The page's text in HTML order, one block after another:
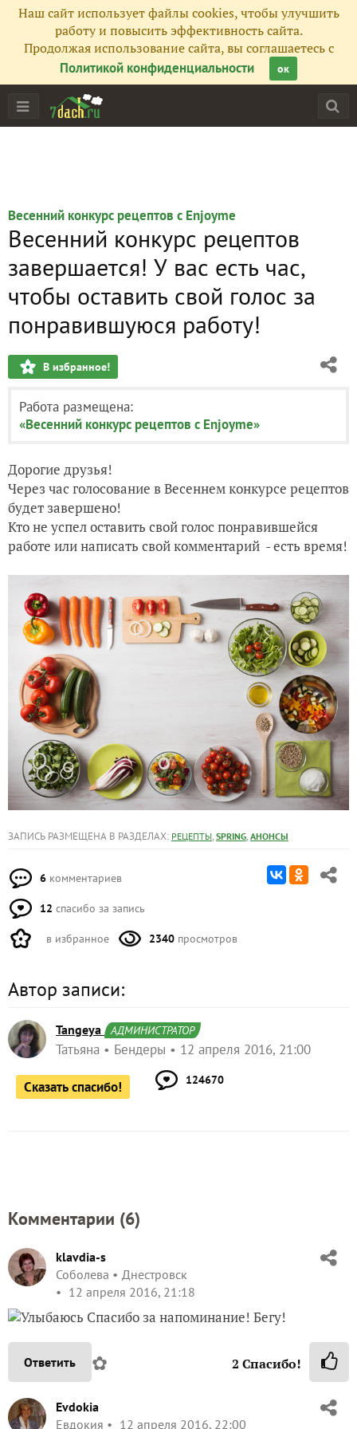
Наш сайт использует файлы cookies, чтобы улучшить
работу и повысить эффективность сайта.
Продолжая использование сайта, вы соглашаетесь с
Политикой конфиденциальности
ок
Весенний конкурс рецептов с Enjoyme
Весенний конкурс рецептов
завершается! У вас есть час,
чтобы оставить свой голос за
понравившуюся работу!
В избранное!
Работа размещена:
«Весенний конкурс рецептов с Enjoyme»
Дорогие друзья!
Через час голосование в Весеннем конкурсе рецептов
будет завершено!
Кто не успел оставить свой голос понравившейся
работе или написать свой комментарий - есть время!
ЗАПИСЬ РАЗМЕЩЕНА В РАЗДЕЛАХ: РЕЦЕПТЫ, SPRING, АНОНСЫ
6 комментариев
12 спасибо за запись
в избранное 2340 просмотров
Автор записи:
Tangeya АДМИНИСТРАТОР
Татьяна Бендеры 12 апреля 2016, 21:00
Сказать спасибо! 124670
Комментарии (6)
klavdia-s
Соболева
Днестровск
12 апреля 2016, 21:18
Спасибо за напоминание! Бегу!
Ответить ✿ 2 Спасибо!
Evdokia
Евдокия
12 апреля 2016, 22:00